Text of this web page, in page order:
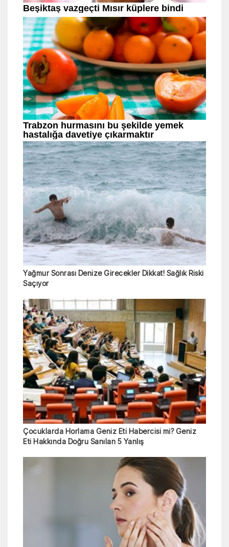
Yağmur Sonrası Denize Girecekler Dikkat! Sağlık Riski
Saçıyor
Çocuklarda Horlama Geniz Eti Habercisi mi? Geniz
Eti Hakkında Doğru Sanılan 5 Yanlış